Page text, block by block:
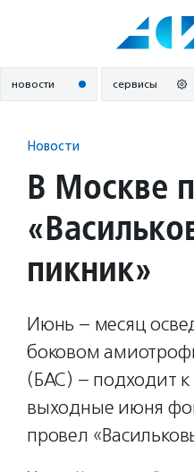
новости сервисы
Новости
В Москве
пикник»
Июнь – месяц
боковом
(БАС) – подходит к
выходные июня
провел